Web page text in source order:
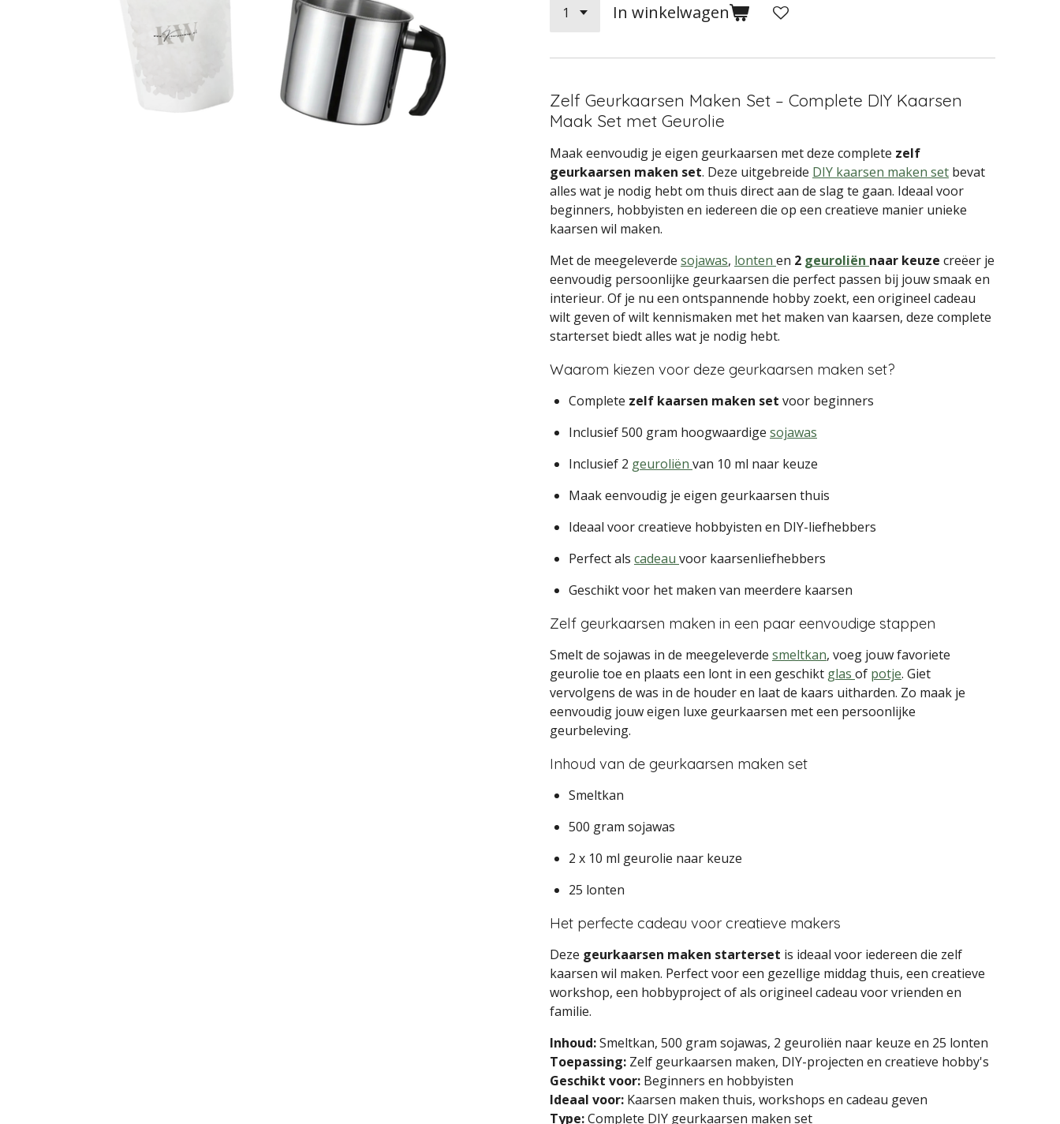
In winkelwagen
Zelf Geurkaarsen Maken Set – Complete DIY Kaarsen
Maak Set met Geurolie
Maak eenvoudig je eigen geurkaarsen met deze complete zelf
geurkaarsen maken set. Deze uitgebreide DIY kaarsen maken set bevat
alles wat je nodig hebt om thuis direct aan de slag te gaan. Ideaal voor
beginners, hobbyisten en iedereen die op een creatieve manier unieke
kaarsen wil maken.
Met de meegeleverde sojawas, lonten en 2 geuroliën naar keuze creëer je
eenvoudig persoonlijke geurkaarsen die perfect passen bij jouw smaak en
interieur. Of je nu een ontspannende hobby zoekt, een origineel cadeau
wilt geven of wilt kennismaken met het maken van kaarsen, deze complete
starterset biedt alles wat je nodig hebt.
Waarom kiezen voor deze geurkaarsen maken set?
Complete zelf kaarsen maken set voor beginners
Inclusief 500 gram hoogwaardige sojawas
Inclusief 2 geuroliën van 10 ml naar keuze
Maak eenvoudig je eigen geurkaarsen thuis
Ideaal voor creatieve hobbyisten en DIY-liefhebbers
Perfect als cadeau voor kaarsenliefhebbers
Geschikt voor het maken van meerdere kaarsen
Zelf geurkaarsen maken in een paar eenvoudige stappen
Smelt de sojawas in de meegeleverde smeltkan, voeg jouw favoriete
geurolie toe en plaats een lont in een geschikt glas of potje. Giet
vervolgens de was in de houder en laat de kaars uitharden. Zo maak je
eenvoudig jouw eigen luxe geurkaarsen met een persoonlijke
geurbeleving.
Inhoud van de geurkaarsen maken set
Smeltkan
500 gram sojawas
2 x 10 ml geurolie naar keuze
25 lonten
Het perfecte cadeau voor creatieve makers
Deze geurkaarsen maken starterset is ideaal voor iedereen die zelf
kaarsen wil maken. Perfect voor een gezellige middag thuis, een creatieve
workshop, een hobbyproject of als origineel cadeau voor vrienden en
familie.
Inhoud:Smeltkan, 500 gram sojawas, 2 geuroliën naar keuze en 25 lonten
Toepassing: Zelf geurkaarsen maken, DIY-projecten en creatieve hobby's
Geschikt voor: Beginners en hobbyisten
Ideaal voor: Kaarsen maken thuis, workshops en cadeau geven
Type:Complete DIY geurkaarsen maken set